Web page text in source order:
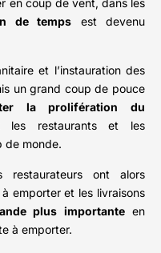
en coup de vent, dans les
de temps est devenu
et l’instauration des
un grand coup de pouce
la prolifération du
restaurants et les
de monde.
restaurateurs ont alors
emporter et les livraisons
plus importanteen
à emporter.